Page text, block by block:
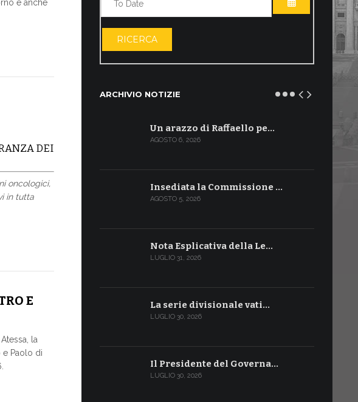
e anche
DEI
oncologici,
in tutta
E
la
e Paolo di
APRI IL
RICERCA
ARCHIVIO NOTIZIE
Un arazzo di Raffaello pe…
AGOSTO 6, 2026
Insediata la Commissione …
AGOSTO 5, 2026
Nota Esplicativa della Le…
LUGLIO 31, 2026
La serie divisionale vati…
LUGLIO 30, 2026
Il Presidente del Governa…
LUGLIO 30, 2026